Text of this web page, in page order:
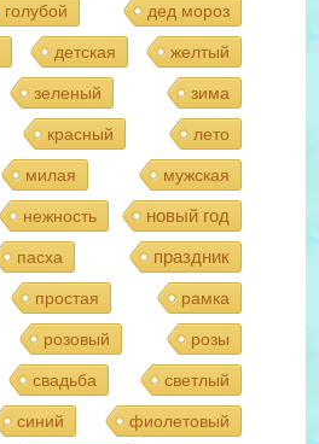
голубой дед мороз
детская желтый
зеленый зима
красный лето
милая мужская
нежность новый год
пасха
праздник
простая рамка
розовый розы
свадьба светлый
синий фиолетовый